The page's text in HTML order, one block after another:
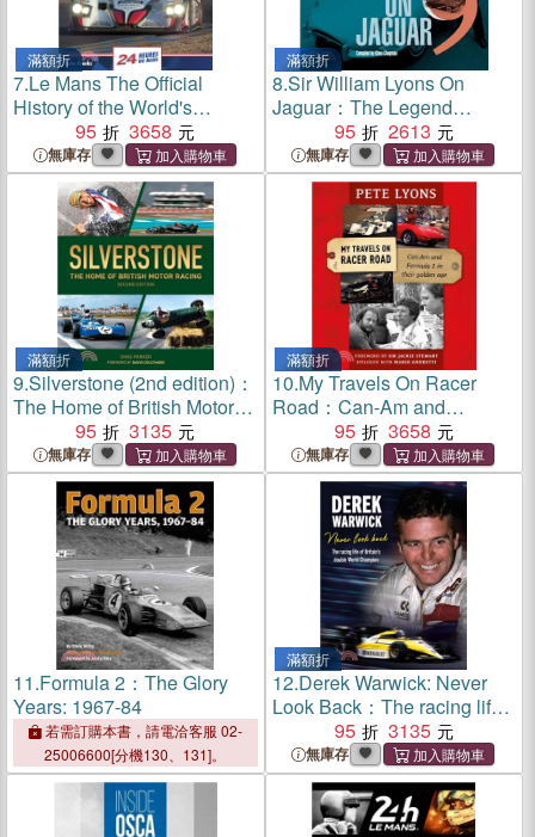
滿額折
7.Le Mans The Official
History of the World's
Greatest Motor Race 2000-
09
95 3658
無庫存
滿額折
8.Sir William Lyons On
Jaguar：The Legend
Explained In His Own Words
95 2613
無庫存
滿額折
9.Silverstone (2nd edition)：
The Home of British Motor
95 3135
無庫存
滿額折
10.My Travels On Racer
Road：Can-Am and
Formula 1 in their golden
age
95 3658
無庫存
11.Formula 2：The Glory
Years: 1967-84
若需訂購本書，請電洽客服 02-
25006600[分機130、131]。
滿額折
12.Derek Warwick: Never
Look Back：The racing life
of Britain's double World
Champion
95 3135
無庫存